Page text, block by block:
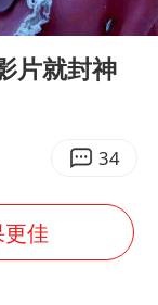
球
泰国一女公务员妆容引争议 本人回应
27岁女子成组织卖淫集团主犯被通缉
”读数爆表
02:36
片就封神
34
佳